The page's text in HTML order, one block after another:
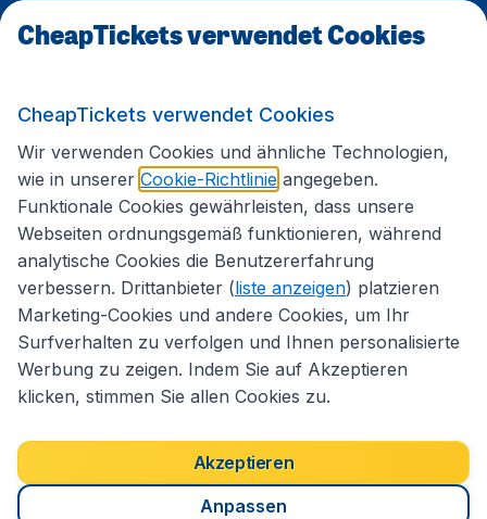
Internationale Webseiten
Folgen Sie uns:
Allgemeine Geschäftsbedingungen
Cookies
Copyright © 2026
CheapTickets verwendet Cookies
CheapTickets verwendet Cookies
Wir verwenden Cookies und ähnliche Technologien,
wie in unserer Cookie-Richtlinie angegeben.
Funktionale Cookies gewährleisten, dass unsere
Webseiten ordnungsgemäß funktionieren, während
analytische Cookies die Benutzererfahrung
verbessern. Drittanbieter (liste anzeigen) platzieren
Marketing-Cookies und andere Cookies, um Ihr
Surfverhalten zu verfolgen und Ihnen personalisierte
Werbung zu zeigen. Indem Sie auf Akzeptieren
klicken, stimmen Sie allen Cookies zu.
Akzeptieren
Anpassen